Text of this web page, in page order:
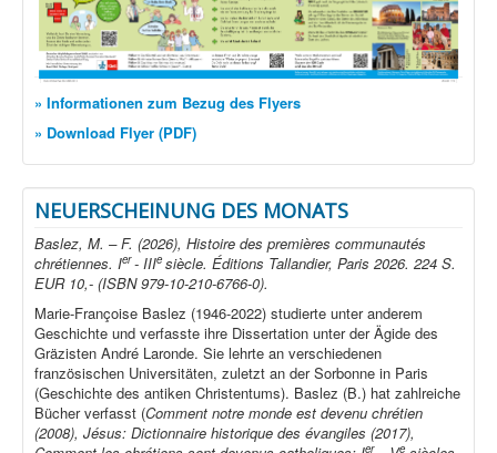
» Informationen zum Bezug des Flyers
» Download Flyer (PDF)
NEUERSCHEINUNG DES MONATS
Baslez, M. – F. (2026), Histoire des premières communautés
chrétiennes. Ier- IIIe siècle. Éditions Tallandier, Paris 2026. 224 S.
EUR 10,- (ISBN 979-10-210-6766-0).
Marie-Françoise Baslez (1946-2022) studierte unter anderem
Geschichte und verfasste ihre Dissertation unter der Ägide des
Gräzisten André Laronde. Sie lehrte an verschiedenen
französischen Universitäten, zuletzt an der Sorbonne in Paris
(Geschichte des antiken Christentums). Baslez (B.) hat zahlreiche
Bücher verfasst (Comment notre monde est devenu chrétien
(2008), Jésus: Dictionnaire historique des évangiles (2017),
er e